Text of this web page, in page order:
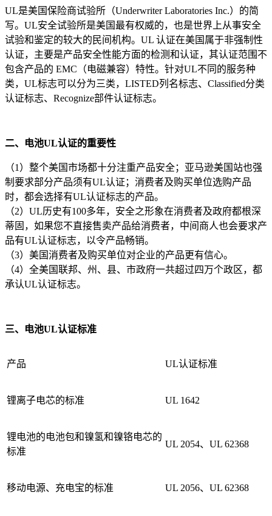
UL是美国保险商试验所（Underwriter Laboratories Inc.）的简
写。UL安全试验所是美国最有权威的，也是世界上从事安全
试验和鉴定的较大的民间机构。UL 认证在美国属于非强制性
认证，主要是产品安全性能方面的检测和认证，其认证范围不
包含产品的 EMC（电磁兼容）特性。针对UL不同的服务种
类，UL标志可以分为三类，LISTED列名标志、Classified分类
认证标志、Recognize部件认证标志。
二、电池UL认证的重要性
（1）整个美国市场都十分注重产品安全；亚马逊美国站也强
制要求部分产品须有UL认证；消费者及购买单位选购产品
时，都会选择有UL认证标志的产品。
（2）UL历史有100多年，安全之形象在消费者及政府都根深
蒂固，如果您不直接售卖产品给消费者，中间商人也会要求产
品有UL认证标志，以令产品畅销。
（3）美国消费者及购买单位对企业的产品更有信心。
（4）全美国联邦、州、县、市政府一共超过四万个政区，都
承认UL认证标志。
三、电池UL认证标准
产品 UL认证标准
锂离子电芯的标准 UL 1642
锂电池的电池包和镍氢和镍铬电芯的
标准
UL 2054、UL 62368
移动电源、充电宝的标准 UL 2056、UL 62368